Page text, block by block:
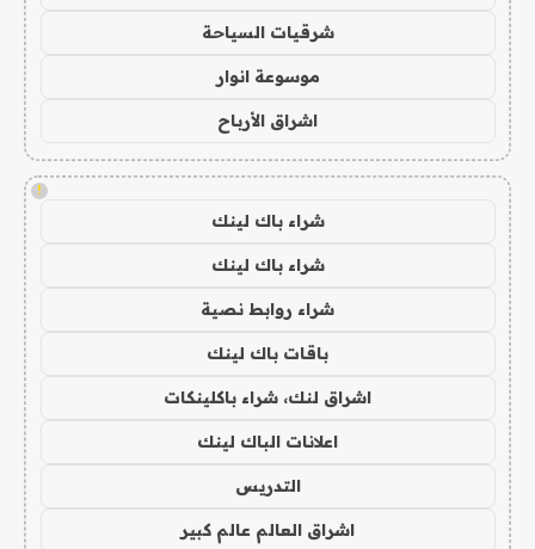
شرقيات السياحة
موسوعة انوار
اشراق الأرباح
!
شراء باك لينك
شراء باك لينك
شراء روابط نصية
باقات باك لينك
اشراق لنك، شراء باكلينكات
اعلانات الباك لينك
التدريس
اشراق العالم عالم كبير